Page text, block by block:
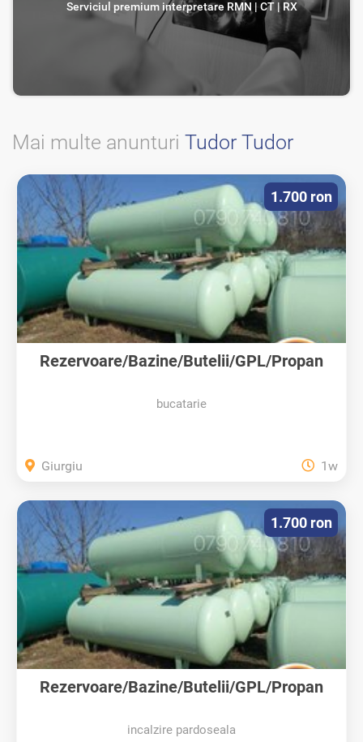
Serviciul premium interpretare RMN | CT | RX
Mai multe anunturi Tudor Tudor
Rezervoare/Bazine/Butelii/GPL/Propan
bucatarie
1.700 ron
Giurgiu 1w
Rezervoare/Bazine/Butelii/GPL/Propan
incalzire pardoseala
1.700 ron